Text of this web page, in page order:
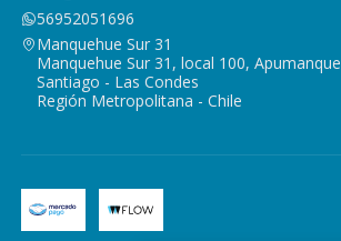
56952051696
Manquehue Sur 31
Manquehue Sur 31, local 100, Apumanque
Santiago - Las Condes
Región Metropolitana - Chile